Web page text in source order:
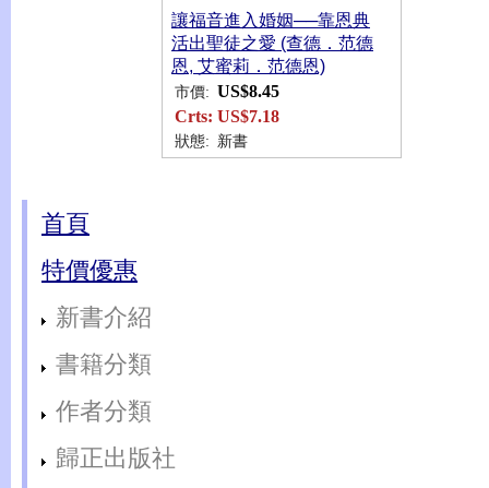
讓福音進入婚姻──靠恩典
活出聖徒之愛 (查德．范德
恩, 艾蜜莉．范德恩)
市價: US$8.45
Crts: US$7.18
狀態: 新書
首頁
特價優惠
新書介紹
書籍分類
作者分類
歸正出版社